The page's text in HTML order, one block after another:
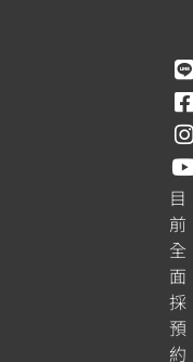
目
前
全
面
採
預
約